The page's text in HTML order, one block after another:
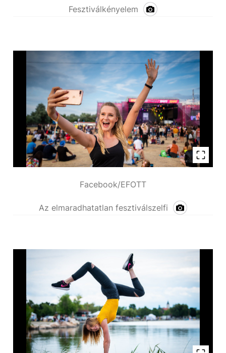
Fesztiválkényelem
Facebook/EFOTT
Az elmaradhatatlan fesztiválszelfi